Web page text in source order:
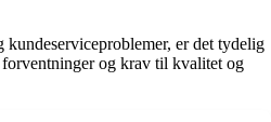
er det tydelig
forventninger og krav til kvalitet og